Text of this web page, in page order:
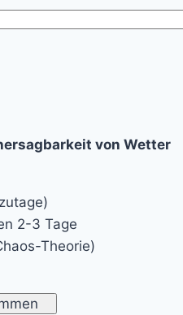
von Wetter
2-3 Tage
Theorie)